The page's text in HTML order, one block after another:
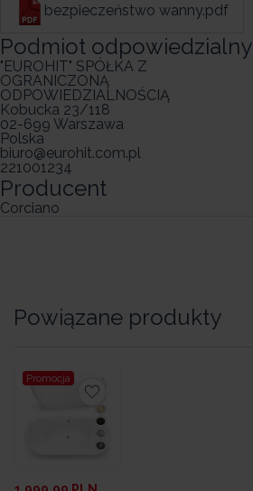
bezpieczeństwo wanny.pdf
Podmiot odpowiedzialny
"EUROHIT" SPÓŁKA Z
OGRANICZONĄ
ODPOWIEDZIALNOŚCIĄ
Kobucka 23/118
02-699 Warszawa
Polska
biuro@eurohit.com.pl
221001234
Producent
Corciano
Powiązane produkty
Promocja